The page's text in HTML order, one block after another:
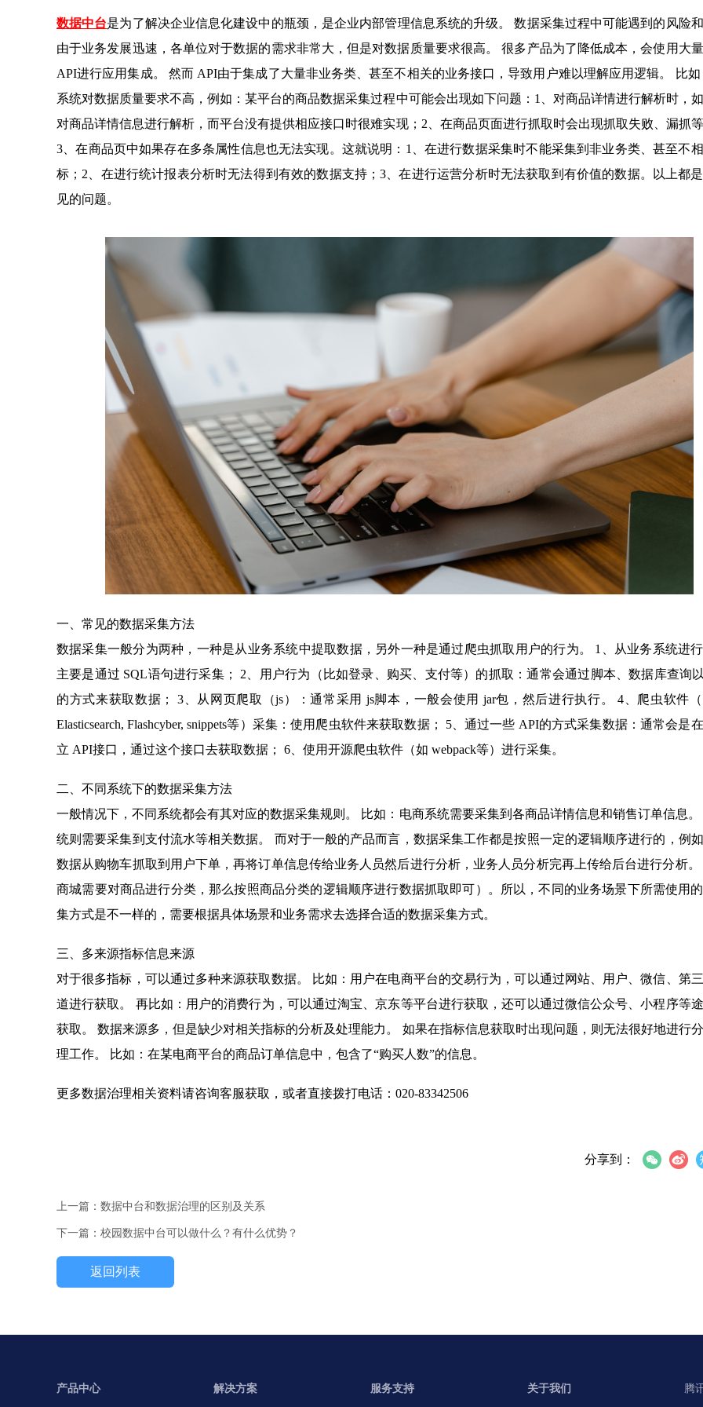
数据中台是为了解决企业信息化建设中的瓶颈，是企业内部管理信息系统的升级。 数据采集过程中可能遇到的风险和
由于业务发展迅速，各单位对于数据的需求非常大，但是对数据质量要求很高。 很多产品为了降低成本，会使用大
API进行应用集成。 然而 API由于集成了大量非业务类、甚至不相关的业务接口，导致用户难以理解应用逻辑。 比
系统对数据质量要求不高，例如：某平台的商品数据采集过程中可能会出现如下问题：1、对商品详情进行解析时，
对商品详情信息进行解析，而平台没有提供相应接口时很难实现；2、在商品页面进行抓取时会出现抓取失败、漏抓等
3、在商品页中如果存在多条属性信息也无法实现。这就说明：1、在进行数据采集时不能采集到非业务类、甚至不
标；2、在进行统计报表分析时无法得到有效的数据支持；3、在进行运营分析时无法获取到有价值的数据。以上都
见的问题。
一、常见的数据采集方法
数据采集一般分为两种，一种是从业务系统中提取数据，另外一种是通过爬虫抓取用户的行为。 1、从业务系统进行
主要是通过 SQL语句进行采集； 2、用户行为（比如登录、购买、支付等）的抓取：通常会通过脚本、数据库查询
的方式来获取数据； 3、从网页爬取（js）：通常采用 js脚本，一般会使用 jar包，然后进行执行。 4、爬虫软件（
Elasticsearch, Flashcyber, snippets等）采集：使用爬虫软件来获取数据； 5、通过一些 API的方式采集数据：通常会是
立 API接口，通过这个接口去获取数据； 6、使用开源爬虫软件（如 webpack等）进行采集。
二、不同系统下的数据采集方法
一般情况下，不同系统都会有其对应的数据采集规则。 比如：电商系统需要采集到各商品详情信息和销售订单信息。
统则需要采集到支付流水等相关数据。 而对于一般的产品而言，数据采集工作都是按照一定的逻辑顺序进行的，例
数据从购物车抓取到用户下单，再将订单信息传给业务人员然后进行分析，业务人员分析完再上传给后台进行分析。
商城需要对商品进行分类，那么按照商品分类的逻辑顺序进行数据抓取即可）。所以，不同的业务场景下所需使用
集方式是不一样的，需要根据具体场景和业务需求去选择合适的数据采集方式。
三、多来源指标信息来源
对于很多指标，可以通过多种来源获取数据。 比如：用户在电商平台的交易行为，可以通过网站、用户、微信、第
道进行获取。 再比如：用户的消费行为，可以通过淘宝、京东等平台进行获取，还可以通过微信公众号、小程序等
获取。 数据来源多，但是缺少对相关指标的分析及处理能力。 如果在指标信息获取时出现问题，则无法很好地进行
理工作。 比如：在某电商平台的商品订单信息中，包含了“购买人数”的信息。
更多数据治理相关资料请咨询客服获取，或者直接拨打电话：020-83342506
分享到：
上一篇：数据中台和数据治理的区别及关系
下一篇：校园数据中台可以做什么？有什么优势？
返回列表
产品中心 解决方案 服务支持 关于我们 腾